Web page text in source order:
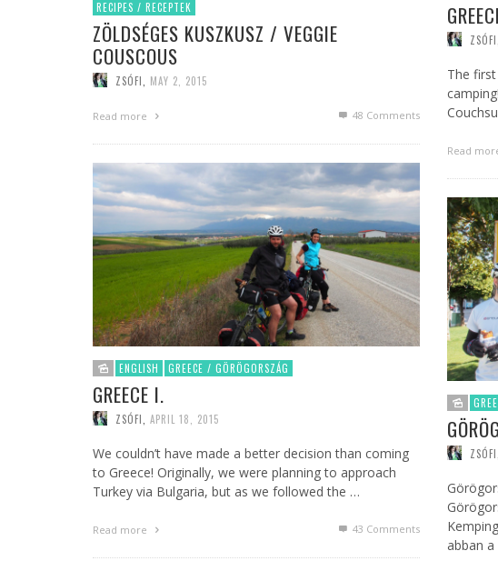
RECIPES / RECEPTEK
ZÖLDSÉGES KUSZKUSZ / VEGGIE
COUSCOUS
ZSÓFI MAY 2, 2015
Read more 48 Comments
ZSÓFI
The
Read
ENGLISH GREECE / GÖRÖGORSZÁG
GREECE I.
ZSÓFI APRIL 18, 2015
We couldn’t have made a better decision than coming
to Greece! Originally, we were planning to approach
Turkey via Bulgaria, but as we followed the …
Read more 43 Comments
ZSÓFI
abban